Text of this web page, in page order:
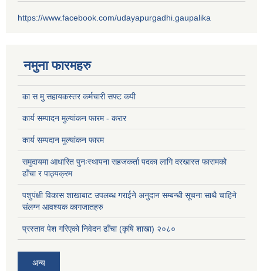
https://www.facebook.com/udayapurgadhi.gaupalika
नमुना फारमहरु
का स मु सहायकस्तर कर्मचारी सफ्ट कपी
कार्य सम्पादन मुल्यांकन फारम - करार
कार्य सम्पदान मुल्यांकन फारम
समुदायमा आधारित पुनःस्थापना सहजकर्ता पदका लागि दरखास्त फारामको
ढाँचा र पाठ्यक्रम
पशुपंक्षी विकास शाखाबाट उपलब्ध गराईने अनुदान सम्बन्धी सूचना साथै चाहिने
संलग्न आवश्यक कागजातहरु
प्रस्ताव पेश गरिएको निवेदन ढाँचा (कृषि शाखा) २०८०
अन्य